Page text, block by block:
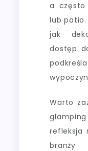
a często
lub patio.
jak
dostęp
Warto
refleksja
branży